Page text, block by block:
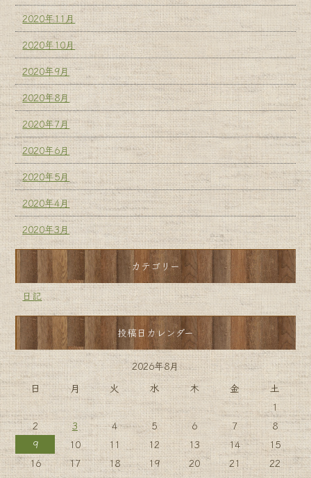
2020年11月
2020年10月
2020年9月
2020年8月
2020年7月
2020年6月
2020年5月
2020年4月
2020年3月
カテゴリー
日記
投稿日カレンダー
2026年8月
日
月 火 水 木 金
土
1
2
3 4 5 6 7
8
9
10 11 12 13 14
15
16
17 18 19 20 21
22